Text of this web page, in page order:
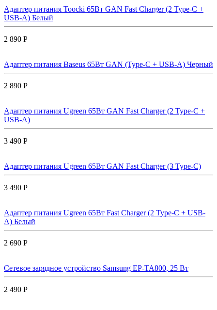
Адаптер питания Toocki 65Вт GAN Fast Charger (2 Type-C +
USB-A) Белый
2 890 Р
Адаптер питания Baseus 65Вт GAN (Type-C + USB-A) Черный
2 890 Р
Адаптер питания Ugreen 65Вт GAN Fast Charger (2 Type-C +
USB-A)
3 490 Р
Адаптер питания Ugreen 65Вт GAN Fast Charger (3 Type-C)
3 490 Р
Адаптер питания Ugreen 65Вт Fast Charger (2 Type-C + USB-
A) Белый
2 690 Р
Сетевое зарядное устройство Samsung EP-TA800, 25 Вт
2 490 Р